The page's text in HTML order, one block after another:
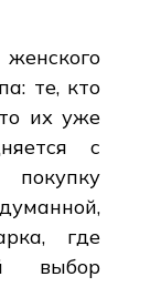
те, кто
их уже
с
где
выбор